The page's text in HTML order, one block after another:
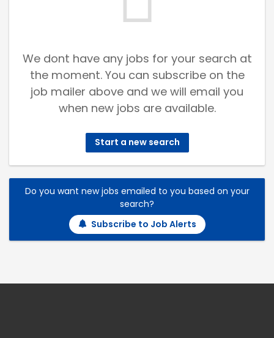
We dont have any jobs for your search at
the moment. You can subscribe on the
job mailer above and we will email you
when new jobs are available.
Start a new search
Do you want new jobs emailed to you based on your
search?
Subscribe to Job Alerts